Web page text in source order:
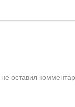
оставил